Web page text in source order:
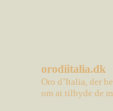
orodiitalia.dk
Oro d’Italia, der
om at tilbyde de